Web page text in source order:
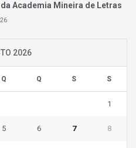
Academia Mineira de Letras
2026
Q Q S S
1
5 6 7 8